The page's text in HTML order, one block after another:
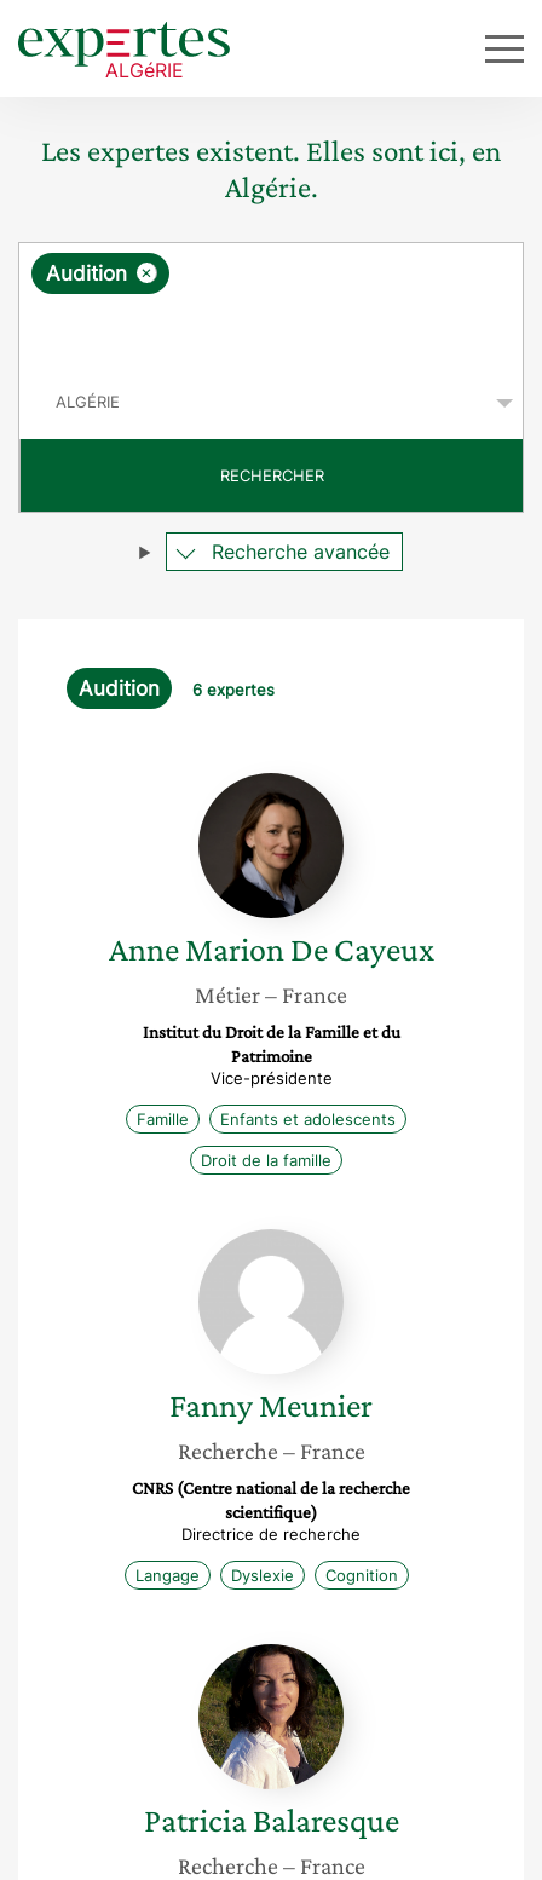
Les expertes existent. Elles sont ici, en
Algérie.
R
ê
e
×
Audition
RECHERCHER
Recherche avancée
Audition 6 expertes
Anne
Marion
De
Cayeux
Anne Marion De Cayeux
Métier– France
Institut du Droit de la Famille et du
Patrimoine
Vice-présidente
Famille Enfants et adolescents
Droit de la famille
Fanny
Meunier
FannyMeunier
Recherche – France
CNRS (Centre national de la recherche
scientifique)
Directrice de recherche
Langage Dyslexie Cognition
Patricia
Balaresque
Patricia Balaresque
Recherche – France